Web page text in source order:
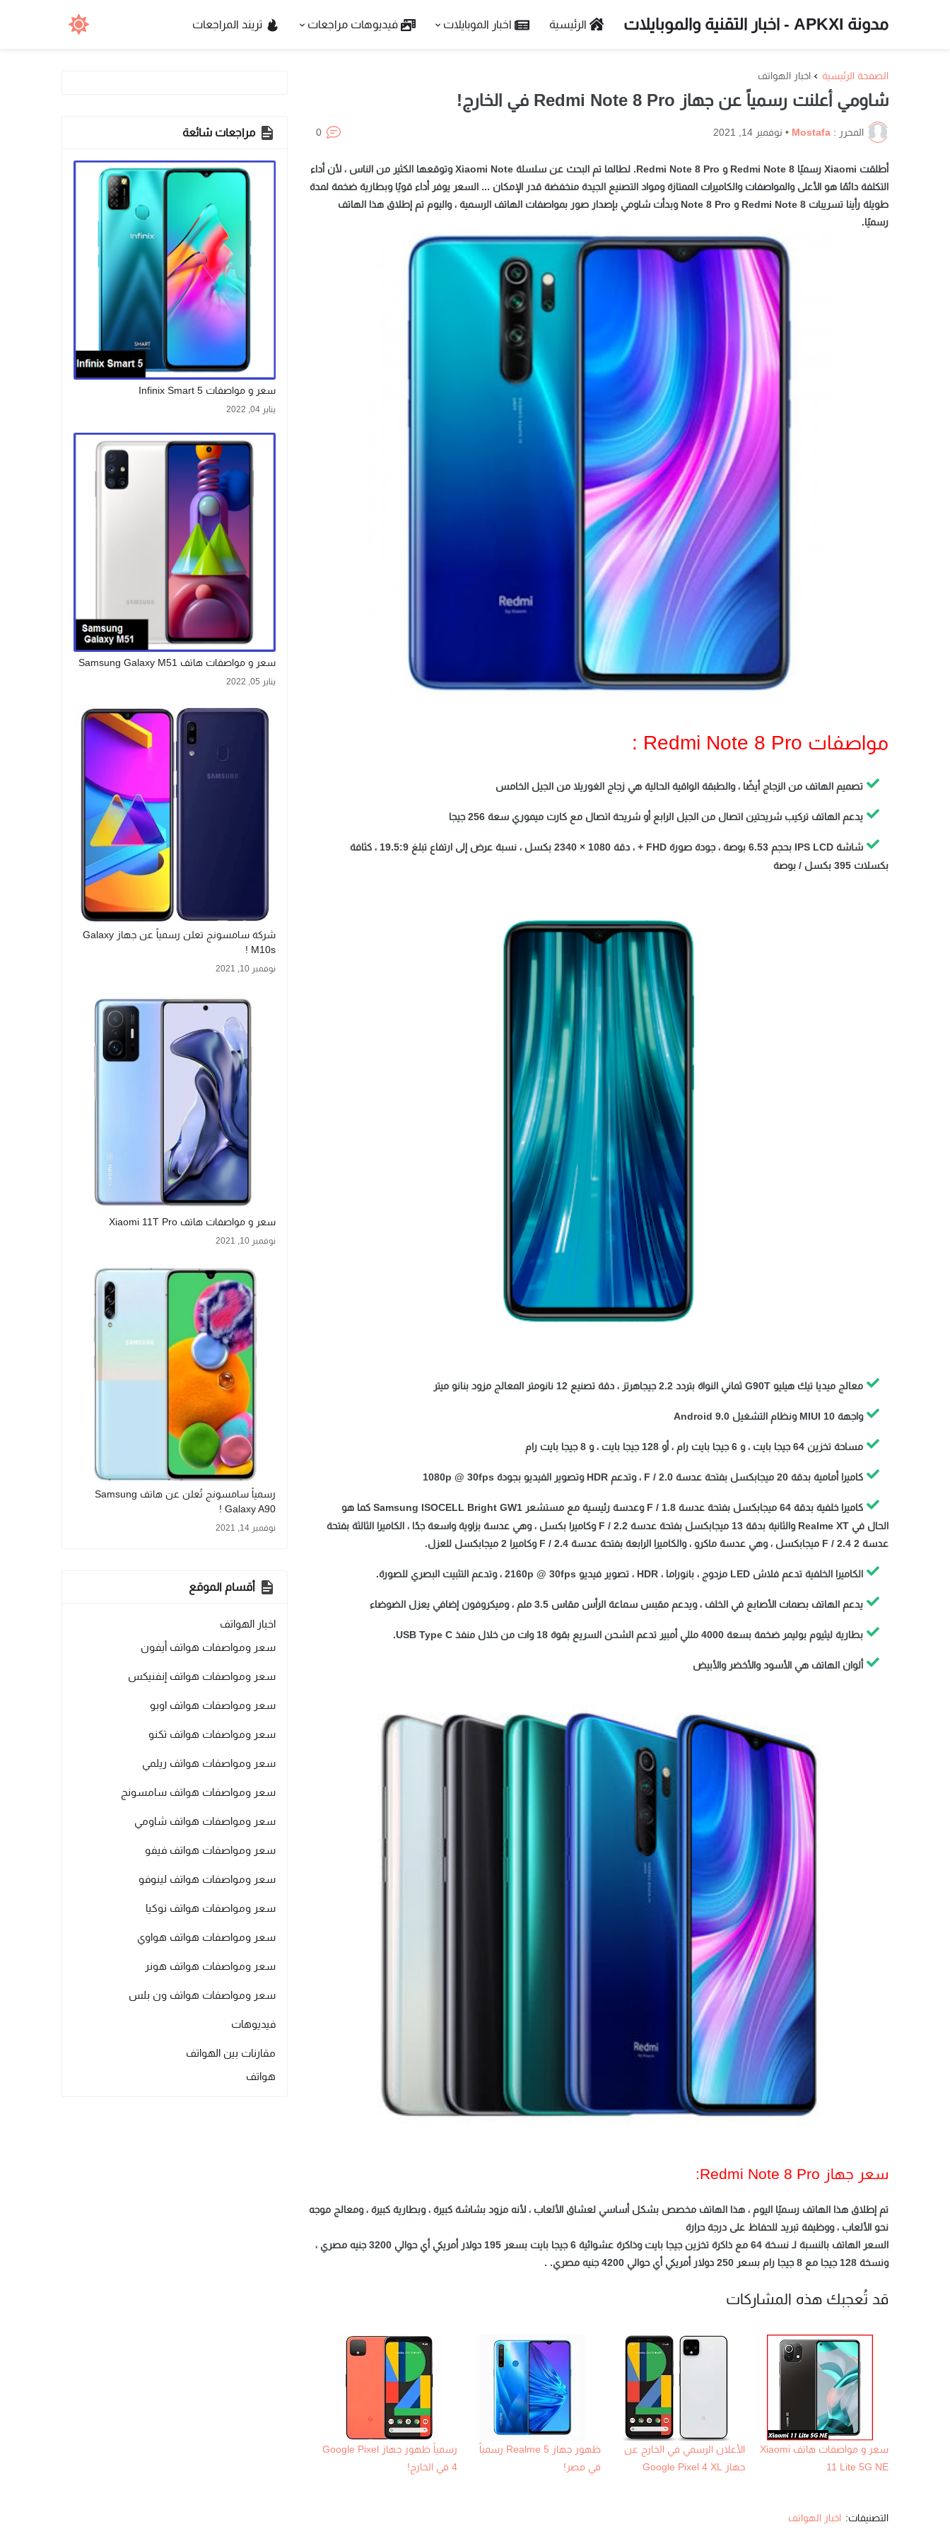
مدونة APKXI - اخبار التقنية والموبايلات الرئيسية اخبار الموبايلات فيديوهات مراجعات تريند المراجعات
الصفحة الرئيسية اخبار الهواتف
شاومي أعلنت رسمياً عن جهاز Redmi Note 8 Pro في الخارج!
المحرر : Mostafa
• نوفمبر 14, 2021 0
أطلقت Xiaomi رسميًا Redmi Note 8 و Redmi Note 8 Pro. لطالما تم البحث عن سلسلة Xiaomi Note وتوقعها الكثير من الناس ، لأن أداء
التكلفة دائمًا هو الأعلى والمواصفات والكاميرات الممتازة ومواد التصنيع الجيدة منخفضة قدر الإمكان ... السعر يوفر أداء قويًا وبطارية ضخمة لمدة
طويلة رأينا تسريبات Redmi Note 8 و Note 8 Pro وبدأت شاومي بإصدار صور بمواصفات الهاتف الرسمية ، واليوم تم إطلاق هذا الهاتف
رسميًا.
مواصفات Redmi Note 8 Pro :
تصميم الهاتف من الزجاج أيضًا ، والطبقة الواقية الحالية هي زجاج الغوريلا من الجيل الخامس
يدعم الهاتف تركيب شريحتين اتصال من الجيل الرابع أو شريحة اتصال مع كارت ميموري سعة 256 جيجا
شاشة IPS LCD بحجم 6.53 بوصة ، جودة صورة FHD + ، دقة 1080 × 2340 بكسل ، نسبة عرض إلى ارتفاع تبلغ 19.5:9 ، كثافة
بكسلات 395 بكسل / بوصة
معالج ميديا ​​تيك هيليو G90T ثماني النواة بتردد 2.2 جيجاهرتز ، دقة تصنيع 12 نانومتر المعالج مزود بنانو ميتر
واجهة MIUI 10 ونظام التشغيل Android 9.0
مساحة تخزين 64 جيجا بايت ، و 6 جيجا بايت رام ، أو 128 جيجا بايت ، و 8 جيجا بايت رام
كاميرا أمامية بدقة 20 ميجابكسل بفتحة عدسة F / 2.0 ، وتدعم HDR وتصوير الفيديو بجودة 1080p @ 30fps
كاميرا خلفية بدقة 64 ميجابكسل بفتحة عدسة F / 1.8 وعدسة رئيسية مع مستشعر Samsung ISOCELL Bright GW1 كما هو
الحال في Realme XT والثانية بدقة 13 ميجابكسل بفتحة عدسة F / 2.2 وكاميرا بكسل ، وهي عدسة بزاوية واسعة جدًا ، الكاميرا الثالثة بفتحة
عدسة F / 2.4 2 ميجابكسل ، وهي عدسة ماكرو ، والكاميرا الرابعة بفتحة عدسة F / 2.4 وكاميرا 2 ميجابكسل للعزل.
الكاميرا الخلفية تدعم فلاش LED مزدوج ، بانوراما ، HDR ، تصوير فيديو 2160p @ 30fps ، وتدعم التثبيت البصري للصورة.
يدعم الهاتف بصمات الأصابع في الخلف ، ويدعم مقبس سماعة الرأس مقاس 3.5 ملم ، وميكروفون إضافي يعزل الضوضاء
بطارية ليثيوم بوليمر ضخمة بسعة 4000 مللي أمبير تدعم الشحن السريع بقوة 18 وات من خلال منفذ USB Type C.
ألوان الهاتف هي الأسود والأخضر والأبيض
سعر جهاز Redmi Note 8 Pro:
تم إطلاق هذا الهاتف رسميًا اليوم ، هذا الهاتف مخصص بشكل أساسي لعشاق الألعاب ، لأنه مزود بشاشة كبيرة ، وبطارية كبيرة ، ومعالج موجه
نحو الألعاب ، ووظيفة تبريد للحفاظ على درجة حرارة
السعر الهاتف بالنسبة لـ نسخة 64 مع ذاكرة تخزين جيجا بايت وذاكرة عشوائية 6 جيجا بايت بسعر 195 دولار أمريكي أي حوالي 3200 جنيه مصري ،
ونسخة 128 جيجا مع 8 جيجا رام بسعر 250 دولار أمريكي أي حوالي 4200 جنيه مصري. .
قد تُعجبك هذه المشاركات
سعر و مواصفات هاتف Xiaomi
11 Lite 5G NE
الأعلان الرسمي في الخارج عن
جهاز Google Pixel 4 XL
ظهور جهاز Realme 5 رسمياً
في مصر!
رسمياً ظهور جهاز Google Pixel
4 في الخارج!
التصنيفات: اخبار الهواتف
مراجعات شائعة
سعر و مواصفات Infinix Smart 5
يناير 04, 2022
سعر و مواصفات هاتف Samsung Galaxy M51
يناير 05, 2022
شركة سامسونج تعلن رسمياً عن جهاز Galaxy
M10s !
نوفمبر 10, 2021
سعر و مواصفات هاتف Xiaomi 11T Pro
نوفمبر 10, 2021
رسمياً سامسونج تُعلن عن هاتف Samsung
Galaxy A90 !
نوفمبر 14, 2021
أقسام الموقع
اخبار الهواتف
سعر ومواصفات هواتف أيفون
سعر ومواصفات هواتف إنفنيكس
سعر ومواصفات هواتف اوبو
سعر ومواصفات هواتف تكنو
سعر ومواصفات هواتف ريلمي
سعر ومواصفات هواتف سامسونج
سعر ومواصفات هواتف شاومي
سعر ومواصفات هواتف فيفو
سعر ومواصفات هواتف لينوفو
سعر ومواصفات هواتف نوكيا
سعر ومواصفات هواتف هواوي
سعر ومواصفات هواتف هونر
سعر ومواصفات هواتف ون بلس
فيديوهات
مقارنات بين الهواتف
هواتف